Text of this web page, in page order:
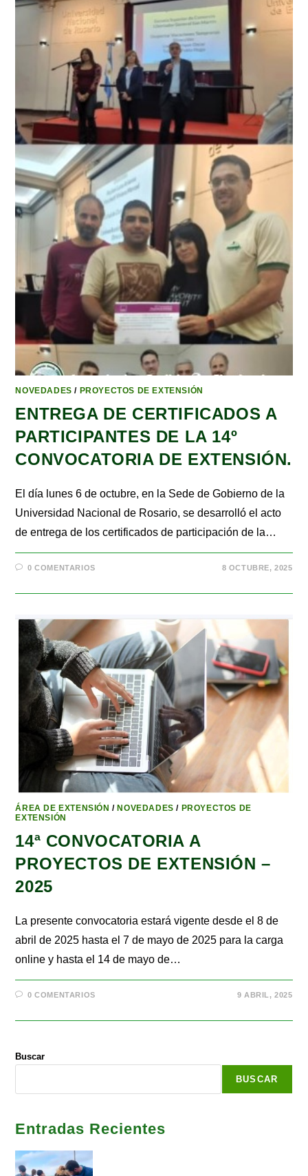
NOVEDADES / PROYECTOS DE EXTENSIÓN
ENTREGA DE CERTIFICADOS A
PARTICIPANTES DE LA 14º
CONVOCATORIA DE EXTENSIÓN.
El día lunes 6 de octubre, en la Sede de Gobierno de la
Universidad Nacional de Rosario, se desarrolló el acto
de entrega de los certificados de participación de la…
0 COMENTARIOS 8 OCTUBRE, 2025
ÁREA DE EXTENSIÓN /NOVEDADES / PROYECTOS DE
EXTENSIÓN
14ª CONVOCATORIA A
PROYECTOS DE EXTENSIÓN –
2025
La presente convocatoria estará vigente desde el 8 de
abril de 2025 hasta el 7 de mayo de 2025 para la carga
online y hasta el 14 de mayo de…
0 COMENTARIOS 9 ABRIL, 2025
Buscar
BUSCAR
Entradas Recientes